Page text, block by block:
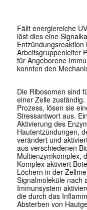
Fällt energiereiche
löst dies eine
Arbeitsgruppenleiter
für Angeborene
konnten den
Die Ribosomen sind
einer Zelle
Prozess, lösen sie
Stressantwort aus.
Aktivierung des
Hautentzündungen,
verändert und
aus verschiedenen
Multienzymkomplex,
Komplex aktiviert
Löchern in der
Signalmoleküle nach
Immunsystem
die durch das
Absterben von